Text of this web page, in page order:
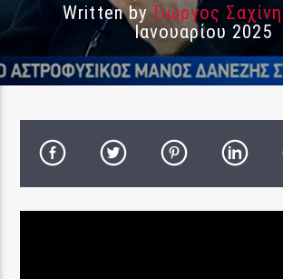
Written byΓιώργος
Ιανουαρίου 2025